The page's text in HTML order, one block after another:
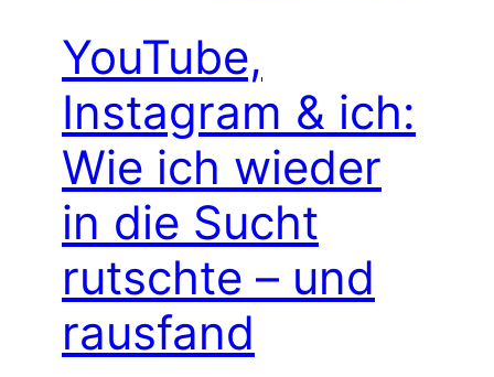
YouTube,
Instagram & ich:
Wie ich wieder
in die Sucht
rutschte – und
rausfand